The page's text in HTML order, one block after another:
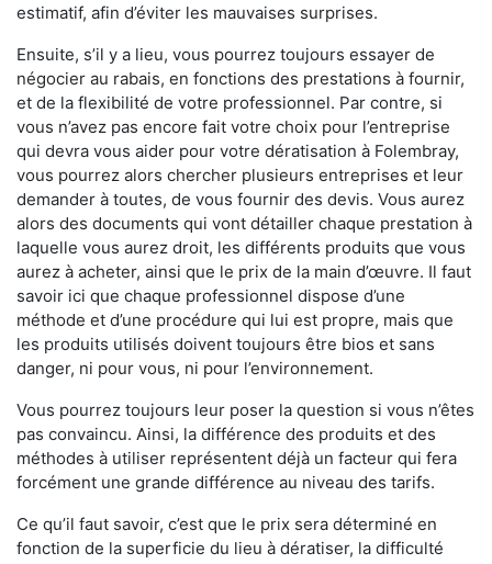
estimatif, afin d’éviter les mauvaises surprises.
Ensuite, s’il y a lieu, vous pourrez toujours essayer de
négocier au rabais, en fonctions des prestations à fournir,
et de la flexibilité de votre professionnel. Par contre, si
vous n’avez pas encore fait votre choix pour l’entreprise
qui devra vous aider pour votre dératisation à Folembray,
vous pourrez alors chercher plusieurs entreprises et leur
demander à toutes, de vous fournir des devis. Vous aurez
alors des documents qui vont détailler chaque prestation à
laquelle vous aurez droit, les différents produits que vous
aurez à acheter, ainsi que le prix de la main d’œuvre. Il faut
savoir ici que chaque professionnel dispose d’une
méthode et d’une procédure qui lui est propre, mais que
les produits utilisés doivent toujours être bios et sans
danger, ni pour vous, ni pour l’environnement.
Vous pourrez toujours leur poser la question si vous n’êtes
pas convaincu. Ainsi, la différence des produits et des
méthodes à utiliser représentent déjà un facteur qui fera
forcément une grande différence au niveau des tarifs.
Ce qu’il faut savoir, c’est que le prix sera déterminé en
fonction de la superficie du lieu à dératiser, la difficulté